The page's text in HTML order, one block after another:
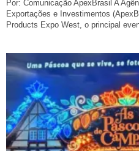
Por: Comunicação ApexBrasil A
Exportações e Investimentos
Products Expo West, o principal